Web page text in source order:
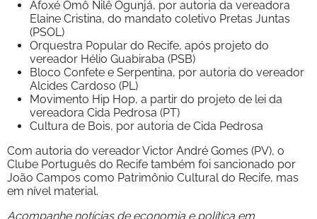
Afoxé Omô Nilê Ogunjá, por autoria da vereadora
Elaine Cristina, do mandato coletivo Pretas Juntas
(PSOL)
Orquestra Popular do Recife, após projeto do
vereador Hélio Guabiraba (PSB)
Bloco Confete e Serpentina, por autoria do vereador
Alcides Cardoso (PL)
Movimento Hip Hop, a partir do projeto de lei da
vereadora Cida Pedrosa (PT)
Cultura de Bois, por autoria de Cida Pedrosa
Com autoria do vereador Victor André Gomes (PV), o
Clube Português do Recife também foi sancionado por
João Campos como Patrimônio Cultural do Recife, mas
em nível material.
Acompanhe notícias de economia e política em